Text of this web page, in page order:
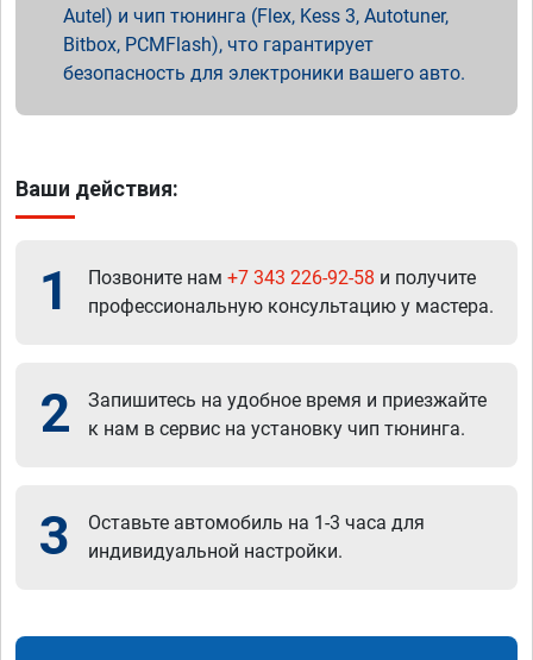
Autel) и чип тюнинга (Flex, Kess 3, Autotuner,
Bitbox, PCMFlash), что гарантирует
безопасность для электроники вашего авто.
Ваши действия:
1 Позвоните нам +7 343 226-92-58 и получите
профессиональную консультацию у мастера.
2
Запишитесь на удобное время и приезжайте
к нам в сервис на установку чип тюнинга.
3
Оставьте автомобиль на 1-3 часа для
индивидуальной настройки.